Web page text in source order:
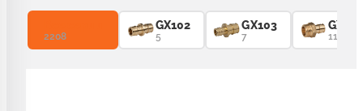
2208
GX102
5
GX103
7
GX107
11